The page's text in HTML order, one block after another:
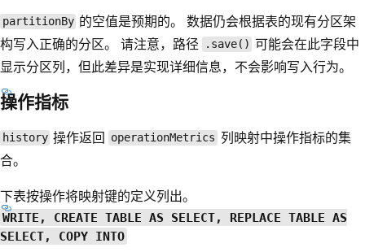
partitionBy 的空值是预期的。 数据仍会根据表的现有分区架
构写入正确的分区。 请注意，路径
.save() 可能会在此字段中
显示分区列，但此差异是实现详细信息，不会影响写入行为。
操作指标
history 操作返回 operationMetrics 列映射中操作指标的集
合。
下表按操作将映射键的定义列出。
WRITE, CREATE TABLE AS SELECT, REPLACE TABLE AS
SELECT, COPY INTO